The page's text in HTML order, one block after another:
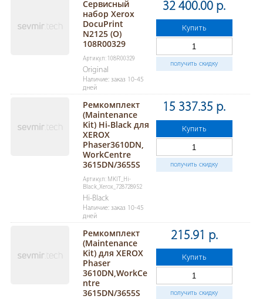
Сервисный
набор Xerox
DocuPrint
N2125 (O)
108R00329
Артикул: 108R00329
Original
Наличие: заказ 10-45
дней
32 400.00 р.
Купить
получить скидку
Ремкомплект
(Maintenance
Kit) Hi-Black для
XEROX
Phaser3610DN,
WorkCentre
3615DN/3655S
Артикул: MKIT_Hi-
Black_Xerox_728728952
Hi-Black
Наличие: заказ 10-45
дней
15 337.35 р.
Купить
получить скидку
Ремкомплект
(Maintenance
Kit) для XEROX
Phaser
3610DN,WorkCe
ntre
3615DN/3655S
215.91 р.
Купить
получить скидку